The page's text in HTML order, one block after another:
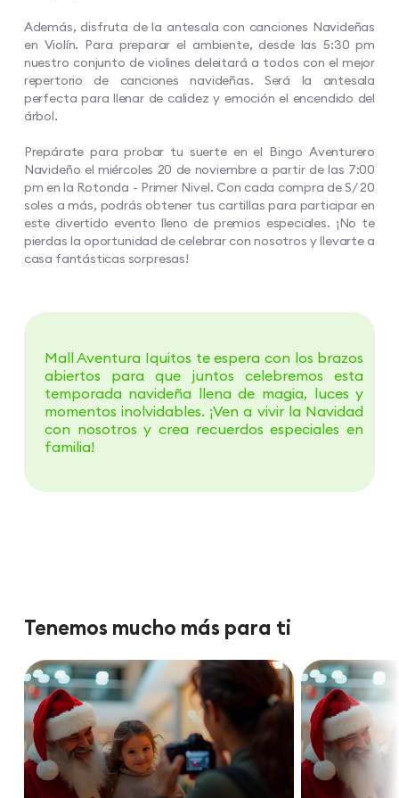
Además, disfruta de la antesala con canciones Navideñas
en Violín. Para preparar el ambiente, desde las 5:30 pm
nuestro conjunto de violines deleitará a todos con el mejor
repertorio de canciones navideñas. Será la antesala
perfecta para llenar de calidez y emoción el encendido del
árbol.
Prepárate para probar tu suerte en el Bingo Aventurero
Navideño el miércoles 20 de noviembre a partir de las 7:00
pm en la Rotonda - Primer Nivel. Con cada compra de S/ 20
soles a más, podrás obtener tus cartillas para participar en
este divertido evento lleno de premios especiales. ¡No te
pierdas la oportunidad de celebrar con nosotros y llevarte a
casa fantásticas sorpresas!
Mall Aventura Iquitos te espera con los brazos
abiertos para que juntos celebremos esta
temporada navideña llena de magia, luces y
momentos inolvidables. ¡Ven a vivir la Navidad
con nosotros y crea recuerdos especiales en
familia!
Tenemos mucho más para ti